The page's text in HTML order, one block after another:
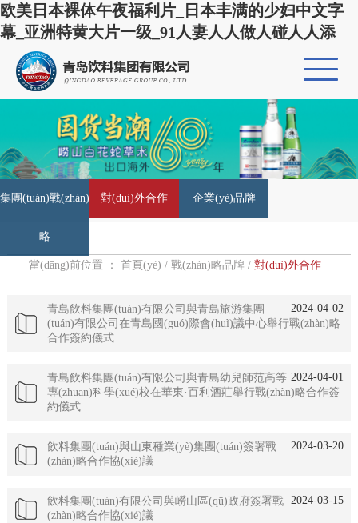
欧美日本裸体午夜福利片_日本丰满的少妇中文字
幕_亚洲特黄大片一级_91人妻人人做人碰人人添
集團(tuán)戰(zhàn)
略
對(duì)外合作 企業(yè)品牌
當(dāng)前位置 ： 首頁(yè) / 戰(zhàn)略品牌 / 對(duì)外合作
2024-04-02
青島飲料集團(tuán)有限公司與青島旅游集團
(tuán)有限公司在青島國(guó)際會(huì)議中心舉行戰(zhàn)略
合作簽約儀式
2024-04-01
青島飲料集團(tuán)有限公司與青島幼兒師范高等
專(zhuān)科學(xué)校在華東·百利酒莊舉行戰(zhàn)略合作簽
約儀式
2024-03-20
飲料集團(tuán)與山東種業(yè)集團(tuán)簽署戰
(zhàn)略合作協(xié)議
2024-03-15
飲料集團(tuán)有限公司與嶗山區(qū)政府簽署戰
(zhàn)略合作協(xié)議